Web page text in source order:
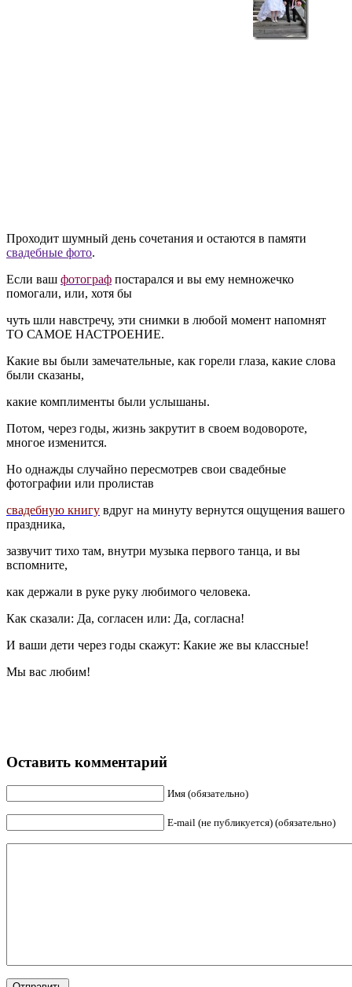
Проходит шумный день сочетания и остаются в памяти
свадебные фото.
Если ваш фотограф постарался и вы ему немножечко
помогали, или, хотя бы
чуть шли навстречу, эти снимки в любой момент напомнят
ТО САМОЕ НАСТРОЕНИЕ.
Какие вы были замечательные, как горели глаза, какие слова
были сказаны,
какие комплименты были услышаны.
Потом, через годы, жизнь закрутит в своем водовороте,
многое изменится.
Но однажды случайно пересмотрев свои свадебные
фотографии или пролистав
свадебную книгу вдруг на минуту вернутся ощущения вашего
праздника,
зазвучит тихо там, внутри музыка первого танца, и вы
вспомните,
как держали в руке руку любимого человека.
Как сказали: Да, согласен или: Да, согласна!
И ваши дети через годы скажут: Какие же вы классные!
Мы вас любим!
Оставить комментарий
Имя (обязательно)
E-mail (не публикуется) (обязательно)